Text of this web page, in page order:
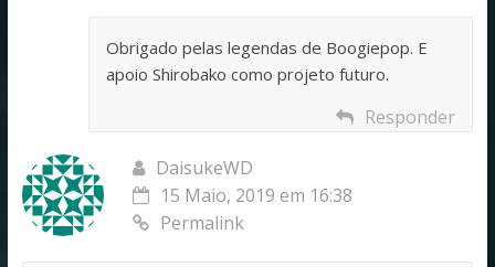
Obrigado pelas legendas de Boogiepop. E
apoio Shirobako como projeto futuro.
Responder
DaisukeWD
15 Maio, 2019 em 16:38
Permalink